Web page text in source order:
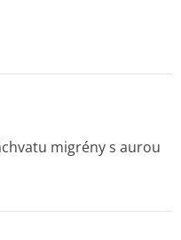
migrény s aurou